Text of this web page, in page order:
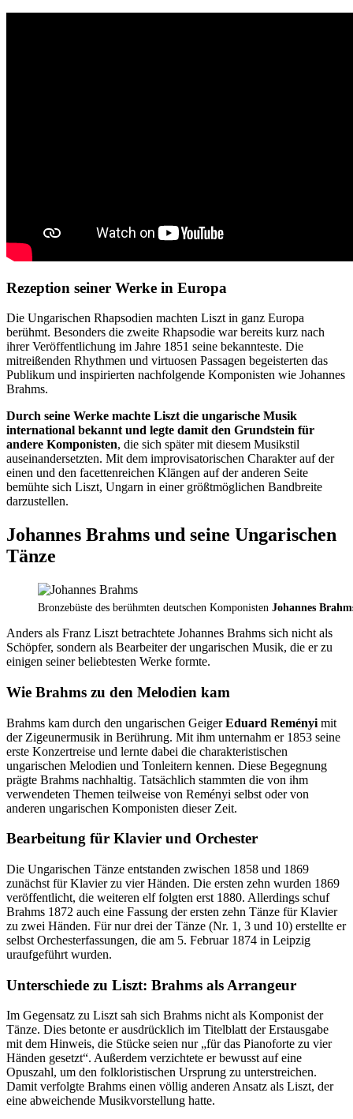
Rezeption seiner Werke in Europa
Die Ungarischen Rhapsodien machten Liszt in ganz Europa
berühmt. Besonders die zweite Rhapsodie war bereits kurz nach
ihrer Veröffentlichung im Jahre 1851 seine bekannteste. Die
mitreißenden Rhythmen und virtuosen Passagen begeisterten das
Publikum und inspirierten nachfolgende Komponisten wie Johannes
Brahms.
Durch seine Werke machte Liszt die ungarische Musik
international bekannt und legte damit den Grundstein für
andere Komponisten, die sich später mit diesem Musikstil
auseinandersetzten. Mit dem improvisatorischen Charakter auf der
einen und den facettenreichen Klängen auf der anderen Seite
bemühte sich Liszt, Ungarn in einer größtmöglichen Bandbreite
darzustellen.
Johannes Brahms und seine Ungarischen
Tänze
Bronzebüste des berühmten deutschen Komponisten Johannes
Anders als Franz Liszt betrachtete Johannes Brahms sich nicht als
Schöpfer, sondern als Bearbeiter der ungarischen Musik, die er zu
einigen seiner beliebtesten Werke formte.
Wie Brahms zu den Melodien kam
Brahms kam durch den ungarischen GeigerEduard Reményi mit
der Zigeunermusik in Berührung. Mit ihm unternahm er 1853 seine
erste Konzertreise und lernte dabei die charakteristischen
ungarischen Melodien und Tonleitern kennen. Diese Begegnung
prägte Brahms nachhaltig. Tatsächlich stammten die von ihm
verwendeten Themen teilweise von Reményi selbst oder von
anderen ungarischen Komponisten dieser Zeit.
Bearbeitung für Klavier und Orchester
Die Ungarischen Tänze entstanden zwischen 1858 und 1869
zunächst für Klavier zu vier Händen. Die ersten zehn wurden 1869
veröffentlicht, die weiteren elf folgten erst 1880. Allerdings schuf
Brahms 1872 auch eine Fassung der ersten zehn Tänze für Klavier
zu zwei Händen. Für nur drei der Tänze (Nr. 1, 3 und 10) erstellte er
selbst Orchesterfassungen, die am 5. Februar 1874 in Leipzig
uraufgeführt wurden.
Unterschiede zu Liszt: Brahms als Arrangeur
Im Gegensatz zu Liszt sah sich Brahms nicht als Komponist der
Tänze. Dies betonte er ausdrücklich im Titelblatt der Erstausgabe
mit dem Hinweis, die Stücke seien nur „für das Pianoforte zu vier
Händen gesetzt“. Außerdem verzichtete er bewusst auf eine
Opuszahl, um den folkloristischen Ursprung zu unterstreichen.
Damit verfolgte Brahms einen völlig anderen Ansatz als Liszt, der
eine abweichende Musikvorstellung hatte.